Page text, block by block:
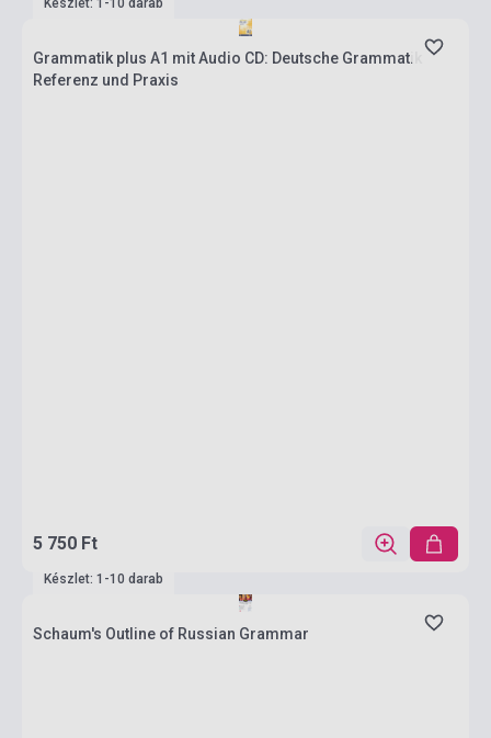
Készlet: 1-10 darab
Grammatik plus A1 mit Audio CD: Deutsche Grammatik
Referenz und Praxis
5 750 Ft
Készlet: 1-10 darab
Schaum's Outline of Russian Grammar